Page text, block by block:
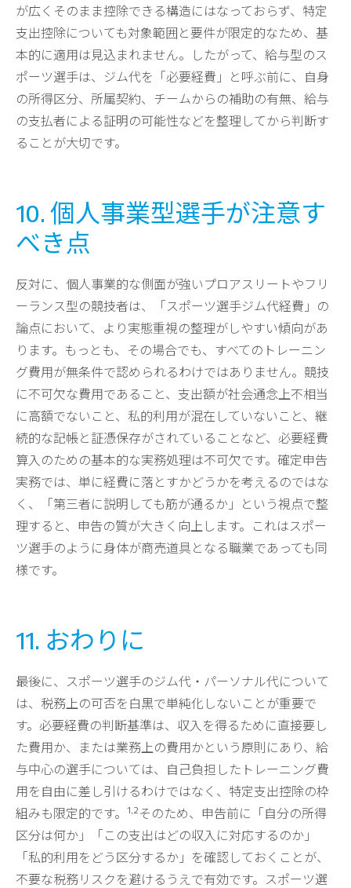
が広くそのまま控除できる構造にはなっておらず、特定
支出控除についても対象範囲と要件が限定的なため、基
本的に適用は見込まれません。したがって、給与型のス
ポーツ選手は、ジム代を「必要経費」と呼ぶ前に、自身
の所得区分、所属契約、チームからの補助の有無、給与
の支払者による証明の可能性などを整理してから判断す
ることが大切です。
10. 個人事業型選手が注意す
べき点
反対に、個人事業的な側面が強いプロアスリートやフリ
ーランス型の競技者は、「スポーツ選手ジム代経費」の
論点において、より実態重視の整理がしやすい傾向があ
ります。もっとも、その場合でも、すべてのトレーニン
グ費用が無条件で認められるわけではありません。競技
に不可欠な費用であること、支出額が社会通念上不相当
に高額でないこと、私的利用が混在していないこと、継
続的な記帳と証憑保存がされていることなど、必要経費
算入のための基本的な実務処理は不可欠です。確定申告
実務では、単に経費に落とすかどうかを考えるのではな
く、「第三者に説明しても筋が通るか」という視点で整
理すると、申告の質が大きく向上します。これはスポー
ツ選手のように身体が商売道具となる職業であっても同
様です。
11. おわりに
最後に、スポーツ選手のジム代・パーソナル代について
は、税務上の可否を白黒で単純化しないことが重要で
す。必要経費の判断基準は、収入を得るために直接要し
た費用か、または業務上の費用かという原則にあり、給
与中心の選手については、自己負担したトレーニング費
用を自由に差し引けるわけではなく、特定支出控除の枠
組みも限定的です。
1,2 そのため、申告前に「自分の所得
区分は何か」「この支出はどの収入に対応するのか」
「私的利用をどう区分するか」を確認しておくことが、
不要な税務リスクを避けるうえで有効です。スポーツ選